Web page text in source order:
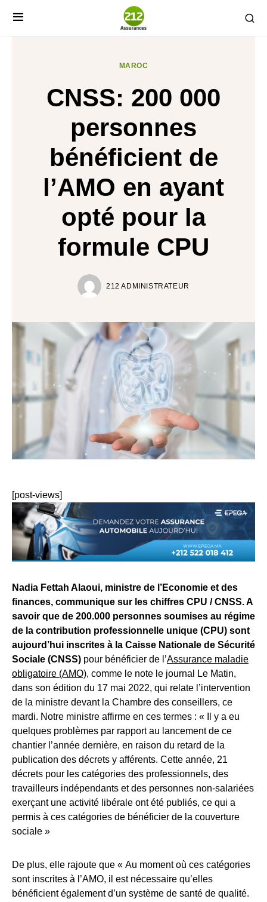
MAROC
CNSS: 200 000
personnes
bénéficient de
l’AMO en ayant
opté pour la
formule CPU
212 ADMINISTRATEUR
[post-views]
Nadia Fettah Alaoui, ministre de l’Economie et des
finances, communique sur les chiffres CPU / CNSS. A
savoir que de 200.000 personnes soumises au régime
de la contribution professionnelle unique (CPU) sont
aujourd’hui inscrites à la Caisse Nationale de Sécurité
Sociale (CNSS) pour bénéficier de l’Assurance maladie
obligatoire (AMO), comme le note le journal Le Matin,
dans son édition du 17 mai 2022, qui relate l’intervention
de la ministre devant la Chambre des conseillers, ce
mardi. Notre ministre affirme en ces termes : « Il y a eu
quelques problèmes par rapport au lancement de ce
chantier l’année dernière, en raison du retard de la
publication des décrets y afférents. Cette année, 21
décrets pour les catégories des professionnels, des
travailleurs indépendants et des personnes non-salariées
exerçant une activité libérale ont été publiés, ce qui a
permis à ces catégories de bénéficier de la couverture
sociale »
De plus, elle rajoute que « Au moment où ces catégories
sont inscrites à l’AMO, il est nécessaire qu’elles
bénéficient également d’un système de santé de qualité.